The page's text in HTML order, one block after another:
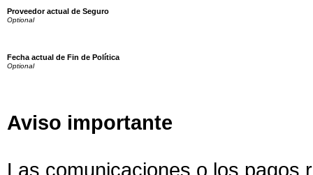
Proveedor actual de Seguro
Fecha actual de Fin de Política
Aviso importante
Las comunicaciones o los pagos